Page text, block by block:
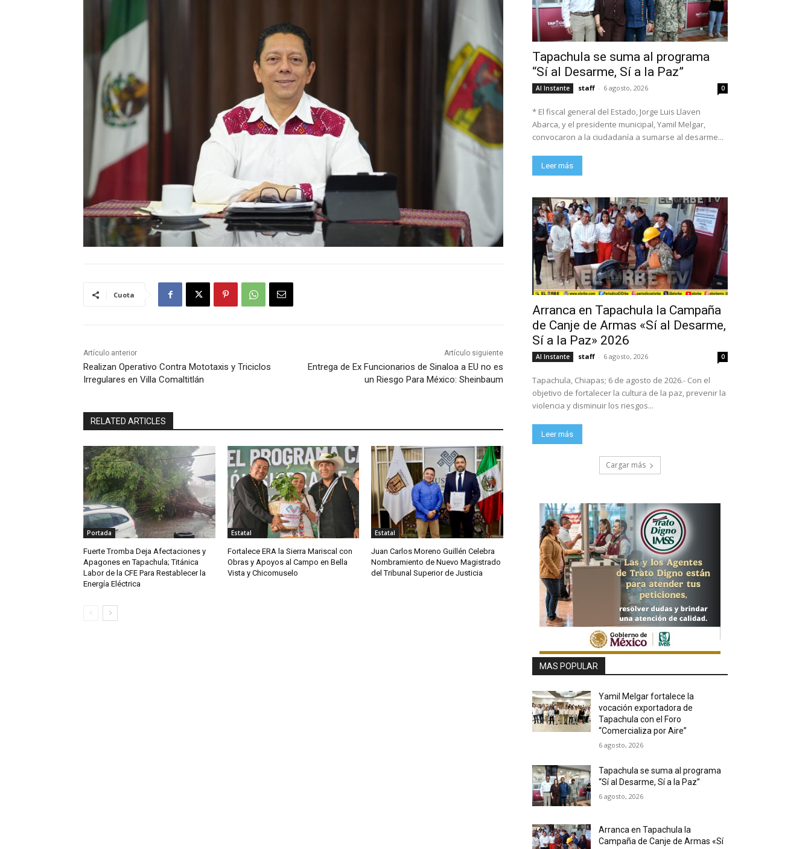
Cuota
Artículo anterior
Realizan Operativo Contra Mototaxis y Triciclos
Irregulares en Villa Comaltitlán
Artículo siguiente
Entrega de Ex Funcionarios de Sinaloa a EU no es
un Riesgo Para México: Sheinbaum
RELATED ARTICLES
Portada
Fuerte Tromba Deja Afectaciones y
Apagones en Tapachula; Titánica
Labor de la CFE Para Restablecer la
Energía Eléctrica
Estatal
Fortalece ERA la Sierra Mariscal con
Obras y Apoyos al Campo en Bella
Vista y Chicomuselo
Estatal
Juan Carlos Moreno Guillén Celebra
Nombramiento de Nuevo Magistrado
del Tribunal Superior de Justicia
Tapachula se suma al programa
“Sí al Desarme, Sí a la Paz”
Al Instante staff - 6 agosto, 2026 0
* El fiscal general del Estado, Jorge Luis Llaven
Abarca, y el presidente municipal, Yamil Melgar,
convocaron a la ciudadanía a sumarse al desarme...
Leer más
Arranca en Tapachula la Campaña
de Canje de Armas «Sí al Desarme,
Sí a la Paz» 2026
Al Instante staff - 6 agosto, 2026 0
Tapachula, Chiapas; 6 de agosto de 2026.- Con el
objetivo de fortalecer la cultura de la paz, prevenir la
violencia y disminuir los riesgos...
Leer más
Cargar más
MAS POPULAR
Yamil Melgar fortalece la
vocación exportadora de
Tapachula con el Foro
“Comercializa por Aire”
6 agosto, 2026
Tapachula se suma al programa
“Sí al Desarme, Sí a la Paz”
6 agosto, 2026
Arranca en Tapachula la
Campaña de Canje de Armas «Sí